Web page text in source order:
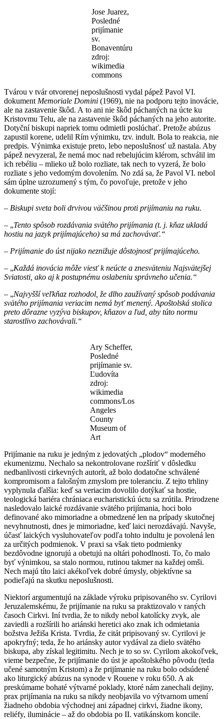
Jose Juarez,
Posledné
prijímanie
sv.
Bonaventúru
zdroj:
wikimedia
commons
Tvárou v tvár otvorenej neposlušnosti vydal pápež Pavol VI.
dokument Memoriale Domini (1969), nie na podporu tejto inovácie,
ale na zastavenie škôd. A to ani nie škôd páchaných na úcte ku
Kristovmu Telu, ale na zastavenie škôd páchaných na jeho autorite.
Dotyční biskupi napriek tomu odmietli poslúchať. Pretože abúzus
zapustil korene, udelil Rím výnimku, tzv. indult. Bola to reakcia, nie
predpis. Výnimka existuje preto, lebo neposlušnosť už nastala. Aby
pápež nevyzeral, že nemá moc nad rebelujúcim klérom, schválil im
ich rebéliu – mlieko už bolo rozliate, tak nech to vyzerá, že bolo
rozliate s jeho vedomým dovolením. No zdá sa, že Pavol VI. nebol
sám úplne uzrozumený s tým, čo povoľuje, pretože v jeho
dokumente stojí:
– Biskupi sveta boli drvivou väčšinou proti prijímaniu na ruku.
– „Tento spôsob rozdávania svätého prijímania (t. j. kňaz ukladá
hostiu na jazyk prijímajúceho) sa má zachovávať.“
– Prijímanie do úst nijako neznižuje dôstojnosť prijímajúceho.
– „Každá inovácia môže viesť k neúcte a znesväteniu Najsvätejšej
Sviatosti , ako aj k postupnému oslabeniu správneho učenia.“
– „Najvyšší veľkňaz rozhodol, že dlho zaužívaný spôsob podávania
svätého prijímania veriacim nemá byť menený. Apoštolská stolica
preto dôrazne vyzýva biskupov, kňazov a ľud, aby túto normu
starostlivo zachovávali.“
Ary Scheffer,
Posledné
prijímanie sv.
Ľudovíta
zdroj:
wikimedia
commons/Los
Angeles
County
Museum of
Art
Prijímanie na ruku je jedným z jedovatých „plodov“ moderného
ekumenizmu. Nechalo sa nekontrolovane rozšíriť v dôsledku
nedbanlivosti cirkevných autorít, až bolo dodatočne schválené
kompromisom a falošným zmyslom pre toleranciu. Z tejto trhliny
vyplynula ďalšia: keď sa veriacim dovolilo dotýkať sa hostie,
teologická bariéra chrániaca eucharistickú úctu sa zrútila. Prirodzene
nasledovalo laické rozdávanie svätého prijímania, hoci bolo
definované ako mimoriadne a obmedzené len na prípady skutočnej
nevyhnutnosti, dnes je mimoriadne, keď laici nerozdávajú. Navyše,
účasť laických vysluhovateľov podľa tohto indultu je povolená len
za určitých podmienok. V praxi sa však tieto podmienky
bezdôvodne ignorujú a obetujú na oltári pohodlnosti. To, čo malo
byť výnimkou, sa stalo normou, rutinou takmer na každej omši.
Nech majú títo laici akékoľvek dobré úmysly, objektívne sa
podieľajú na skutku neposlušnosti.
Niektorí argumentujú na základe výroku pripisovaného sv. Cyrilovi
Jeruzalemskému, že prijímanie na ruku sa praktizovalo v raných
časoch Cirkvi. Iní tvrdia, že to nikdy nebol katolícky zvyk, ale
zaviedli a rozšírili ho ariánski heretici ako znak ich odmietania
božstva Ježiša Krista. Tvrdia, že citát pripisovaný sv. Cyrilovi je
apokryfný; teda, že ho ariánsky autor vydával za dielo svätého
biskupa, aby získal legitimitu. Nech je to so sv. Cyrilom akokoľvek,
vieme bezpečne, že prijímanie do úst je apoštolského pôvodu (teda
učené samotným Kristom) a že prijímanie na ruku bolo odsúdené
ako liturgický abúzus na synode v Rouene v roku 650. A ak
preskúmame bohaté výtvarné poklady, ktoré nám zanechali dejiny,
prax prijímania na ruku sa nikdy neobjavila vo výtvarnom umení
žiadneho obdobia východnej ani západnej cirkvi, žiadne ikony,
reliéfy, iluminácie – až do obdobia po II. vatikánskom koncile.